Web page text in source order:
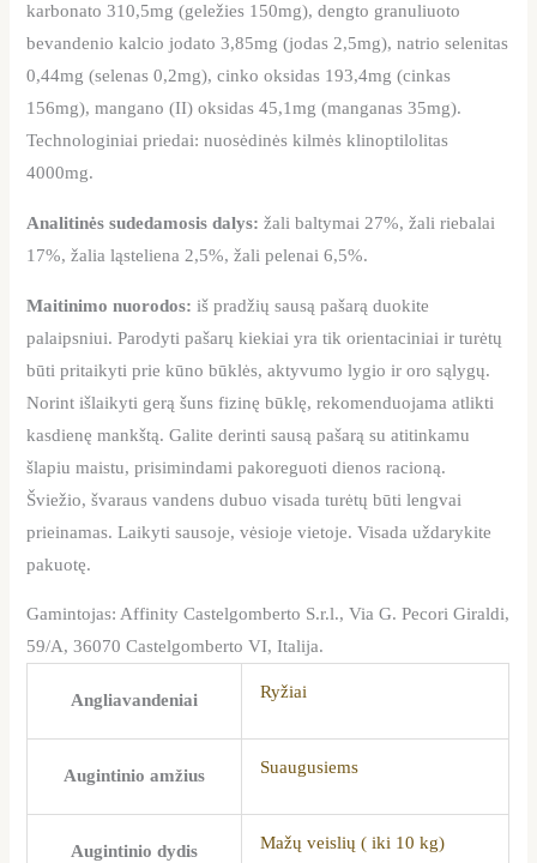
karbonato 310,5mg (geležies 150mg), dengto granuliuoto
bevandenio kalcio jodato 3,85mg (jodas 2,5mg), natrio selenitas
0,44mg (selenas 0,2mg), cinko oksidas 193,4mg (cinkas
156mg), mangano (II) oksidas 45,1mg (manganas 35mg).
Technologiniai priedai: nuosėdinės kilmės klinoptilolitas
4000mg.
Analitinės sudedamosis dalys: žali baltymai 27%, žali riebalai
17%, žalia ląsteliena 2,5%, žali pelenai 6,5%.
Maitinimo nuorodos: iš pradžių sausą pašarą duokite
palaipsniui. Parodyti pašarų kiekiai yra tik orientaciniai ir turėtų
būti pritaikyti prie kūno būklės, aktyvumo lygio ir oro sąlygų.
Norint išlaikyti gerą šuns fizinę būklę, rekomenduojama atlikti
kasdienę mankštą. Galite derinti sausą pašarą su atitinkamu
šlapiu maistu, prisimindami pakoreguoti dienos racioną.
Šviežio, švaraus vandens dubuo visada turėtų būti lengvai
prieinamas. Laikyti sausoje, vėsioje vietoje. Visada uždarykite
pakuotę.
Gamintojas: Affinity Castelgomberto S.r.l., Via G. Pecori Giraldi,
59/A, 36070 Castelgomberto VI, Italija.
Angliavandeniai Ryžiai
Augintinio amžius Suaugusiems
Augintinio dydis Mažų veislių ( iki 10 kg)